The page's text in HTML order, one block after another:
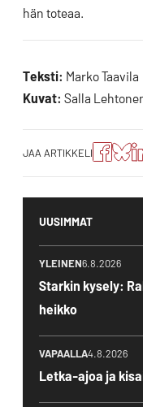
hän toteaa.
Teksti: Marko Taavila
Kuvat: Salla
JAA ARTIKKELI
Jaa
UUSIMMAT
YLEINEN6.8.2026
Starkin kysely:
heikko
VAPAALLA4.8.2026
Letka-ajoa ja